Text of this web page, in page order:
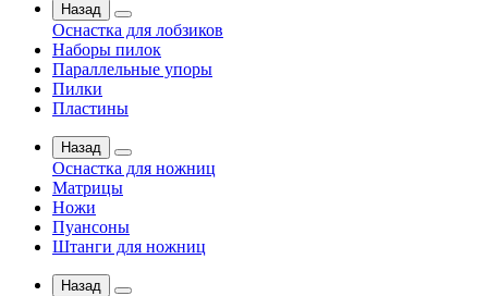
Назад
Оснастка для лобзиков
Наборы пилок
Параллельные упоры
Пилки
Пластины
Назад
Оснастка для ножниц
Матрицы
Ножи
Пуансоны
Штанги для ножниц
Назад